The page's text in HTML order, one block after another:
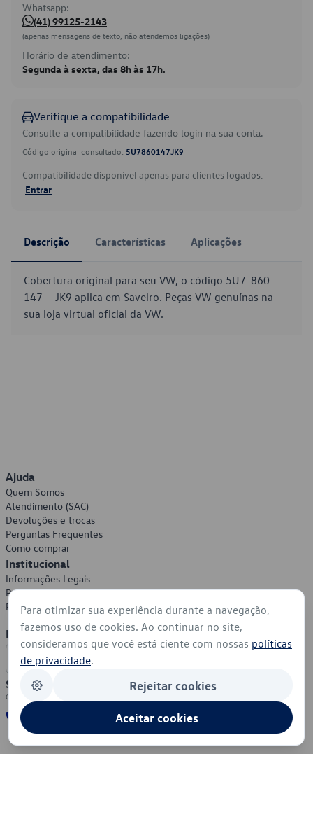
Whatsapp:
(41) 99125-2143
(apenas mensagens de texto, não atendemos ligações)
Horário de atendimento:
Segunda à sexta, das 8h às 17h.
Verifique a compatibilidade
Consulte a compatibilidade fazendo login na sua conta.
Código original consultado: 5U7860147JK9
Compatibilidade disponível apenas para clientes logados.
Entrar
Descrição Características Aplicações
Cobertura original para seu VW, o código 5U7-860-
147- -JK9 aplica em Saveiro. Peças VW genuínas na
sua loja virtual oficial da VW.
Ajuda
Quem Somos
Atendimento (SAC)
Devoluções e trocas
Perguntas Frequentes
Como comprar
Institucional
Informações Legais
Política de Privacidade
Política de Cookies
Formas de Pagamento
Segurança
Para otimizar sua experiência durante a navegação,
fazemos uso de cookies. Ao continuar no site,
consideramos que você está ciente com nossas políticas
de privacidade.
Rejeitar cookies
Aceitar cookies